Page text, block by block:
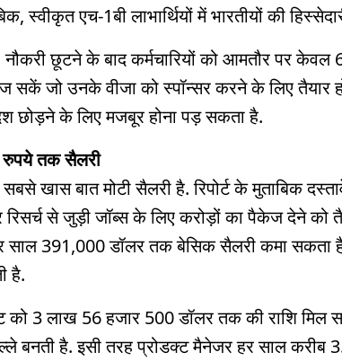
स्वीकृत एच-1बी लाभार्थियों में भारतीयों की
नौकरी छूटने के बाद कर्मचारियों को आमतौर पर केवल
सकें जो उनके वीजा को स्पॉन्सर करने के लिए तैयार
छोड़ने के लिए मजबूर होना पड़ सकता है.
तक सैलरी
खास बात मोटी सैलरी है. रिपोर्ट के मुताबिक
से जुड़ी जॉब्स के लिए करोड़ों का पैकेज देने को
साल 391,000 डॉलर तक बेसिक सैलरी कमा सकता
है.
को 3 लाख 56 हजार 500 डॉलर तक की राशि
बनती है. इसी तरह प्रोडक्ट मैनेजर हर साल करीब